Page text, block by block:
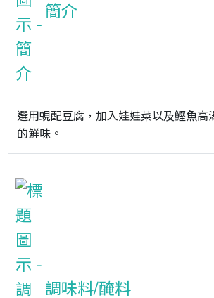
簡介
選用蜆配豆腐，加入娃娃菜以及鰹魚高
的鮮味。
調味料/醃料